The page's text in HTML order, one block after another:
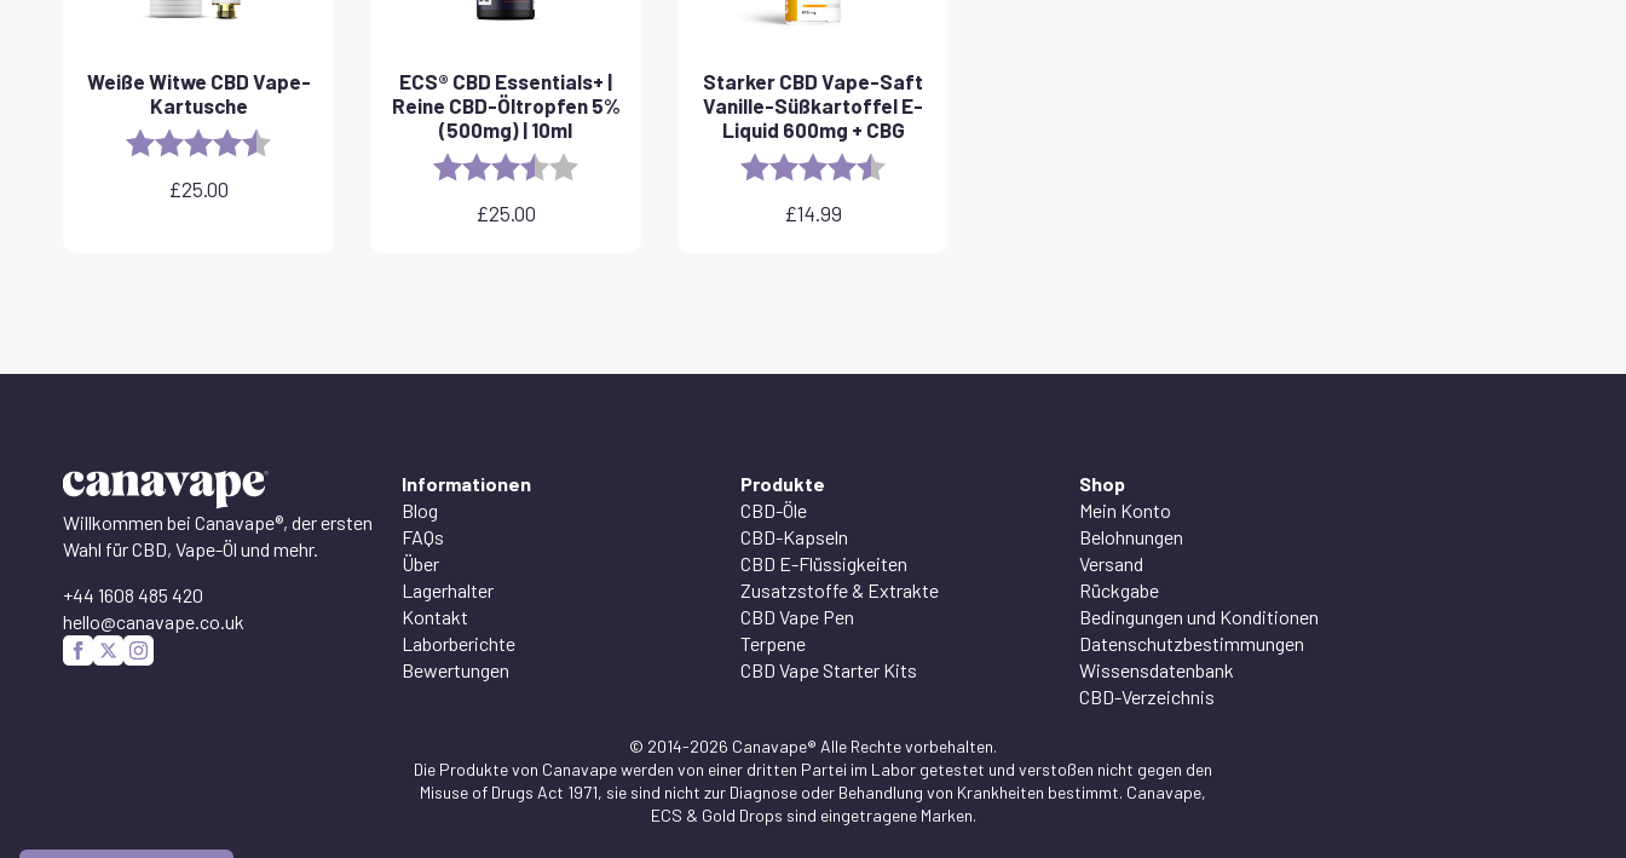
Weiße Witwe CBD Vape-
Kartusche
Rating:
£25.00
ECS® CBD Essentials+ |
Reine CBD-Öltropfen 5%
(500mg) | 10ml
Rating:
£25.00
Starker CBD Vape-Saft
Vanille-Süßkartoffel E-
Liquid 600mg + CBG
Rating:
£14.99
Willkommen bei Canavape®, der ersten
Wahl für CBD, Vape-Öl und mehr.
+44 1608 485 420
hello@canavape.co.uk
Informationen
Blog
FAQs
Über
Lagerhalter
Kontakt
Laborberichte
Bewertungen
Produkte
CBD-Öle
CBD-Kapseln
CBD E-Flüssigkeiten
Zusatzstoffe & Extrakte
CBD Vape Pen
Terpene
CBD Vape Starter Kits
Shop
Mein Konto
Belohnungen
Versand
Rückgabe
Bedingungen und Konditionen
Datenschutzbestimmungen
Wissensdatenbank
CBD-Verzeichnis
© 2014-2026 Canavape® Alle Rechte vorbehalten.
Die Produkte von Canavape werden von einer dritten Partei im Labor getestet und verstoßen nicht gegen den
Misuse of Drugs Act 1971, sie sind nicht zur Diagnose oder Behandlung von Krankheiten bestimmt. Canavape,
ECS & Gold Drops sind eingetragene Marken.